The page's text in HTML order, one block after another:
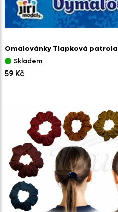
Omalovánky Tlapková patrola
Skladem
59 Kč